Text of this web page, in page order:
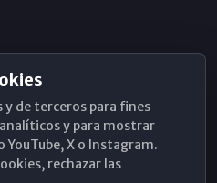
de terceros para fines
y para mostrar
X o Instagram.
rechazar las